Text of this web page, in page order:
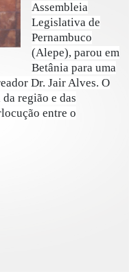
Assembleia
Legislativa de
Pernambuco
(Alepe), parou em
Betânia para uma
Dr. Jair Alves. O
região e das
entre o